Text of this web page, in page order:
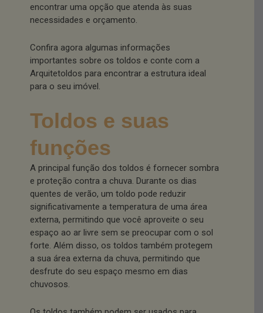
encontrar uma opção que atenda às suas
necessidades e orçamento.
Confira agora algumas informações
importantes sobre os toldos e conte com a
Arquitetoldos para encontrar a estrutura ideal
para o seu imóvel.
Toldos e suas
funções
A principal função dos toldos é fornecer sombra
e proteção contra a chuva. Durante os dias
quentes de verão, um toldo pode reduzir
significativamente a temperatura de uma área
externa, permitindo que você aproveite o seu
espaço ao ar livre sem se preocupar com o sol
forte. Além disso, os toldos também protegem
a sua área externa da chuva, permitindo que
desfrute do seu espaço mesmo em dias
chuvosos.